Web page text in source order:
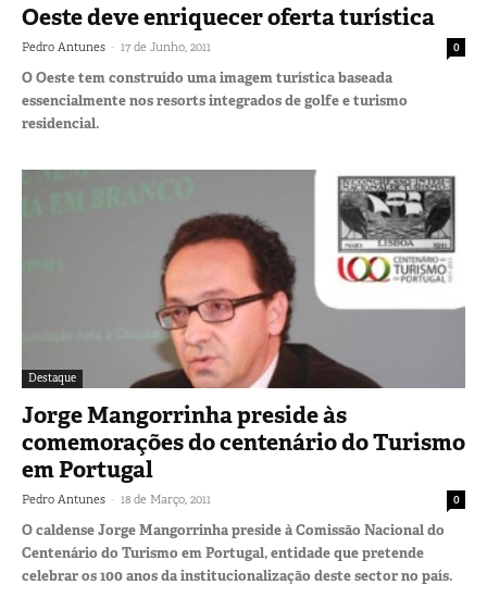
Oeste deve enriquecer oferta turística
Pedro Antunes - 17 de Junho, 2011 0
O Oeste tem construído uma imagem turística baseada
essencialmente nos resorts integrados de golfe e turismo
residencial.
Destaque
Jorge Mangorrinha preside às
comemorações do centenário do Turismo
em Portugal
Pedro Antunes - 18 de Março, 2011 0
O caldense Jorge Mangorrinha preside à Comissão Nacional do
Centenário do Turismo em Portugal, entidade que pretende
celebrar os 100 anos da institucionalização deste sector no país.